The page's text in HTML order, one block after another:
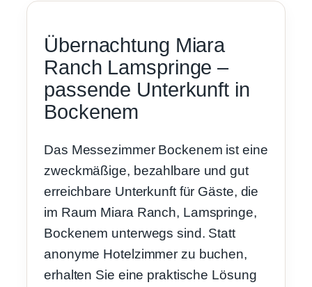
Übernachtung Miara
Ranch Lamspringe –
passende Unterkunft in
Bockenem
Das Messezimmer Bockenem ist eine
zweckmäßige, bezahlbare und gut
erreichbare Unterkunft für Gäste, die
im Raum Miara Ranch, Lamspringe,
Bockenem unterwegs sind. Statt
anonyme Hotelzimmer zu buchen,
erhalten Sie eine praktische Lösung